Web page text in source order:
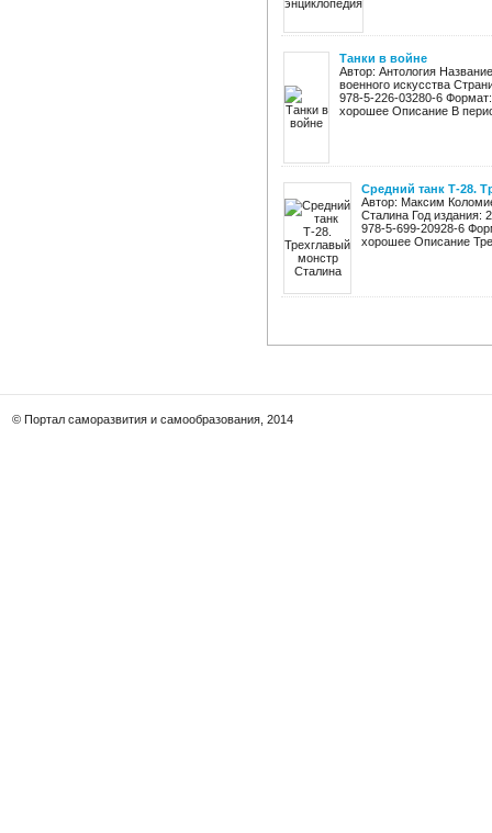
Танки в войне
Автор: Антология
военного искусства
978-5-226-03280-6
хорошее Описание В
Средний танк Т-28.
Автор: Максим
Сталина Год издания:
978-5-699-20928-6
хорошее Описание
© Портал саморазвития и самообразования, 2014